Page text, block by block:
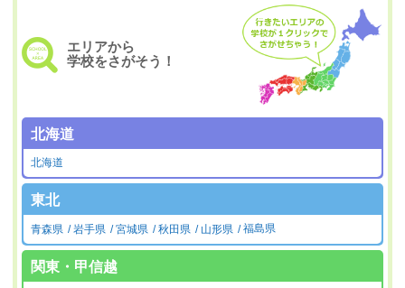
エリアから
学校をさがそう！
北海道
北海道
東北
青森県 岩手県 宮城県 秋田県 山形県 福島県
関東・甲信越